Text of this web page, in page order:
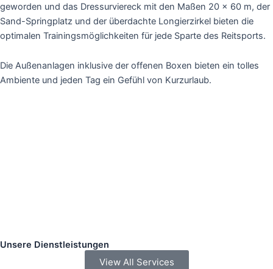
geworden und das Dressurviereck mit den Maßen 20 x 60 m, der
Sand-Springplatz und der überdachte Longierzirkel bieten die
optimalen Trainingsmöglichkeiten für jede Sparte des Reitsports.
Die Außenanlagen inklusive der offenen Boxen bieten ein tolles
Ambiente und jeden Tag ein Gefühl von Kurzurlaub.
Unsere Dienstleistungen
View All Services